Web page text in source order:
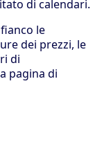
di calendari.
le
dei prezzi, le
di
pagina di